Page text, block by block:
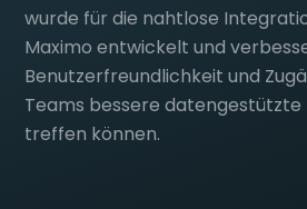
wurde für die nahtlose
Maximo entwickelt und
Benutzerfreundlichkeit und
Teams bessere datengestützte
treffen können.